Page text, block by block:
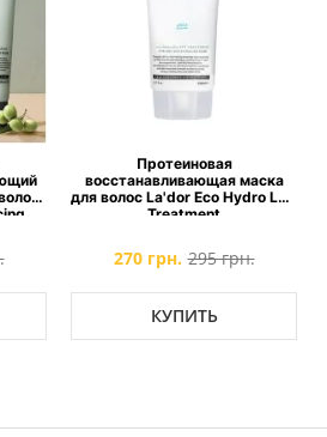
Протеиновая
восстанавливающая маска
для волос La'dor Eco Hydro LPP
Treatment
270 грн. 295 грн.
КУПИТЬ